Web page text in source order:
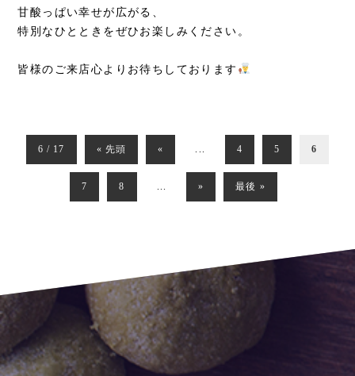
甘酸っぱい幸せが広がる、
特別なひとときをぜひお楽しみください。
皆様のご来店心よりお待ちしております
6 / 17 « 先頭 « 4 5 6
7 8 » 最後 »